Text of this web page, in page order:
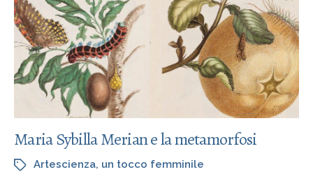
Maria Sybilla Merian e la metamorfosi
Artescienza, un tocco femminile